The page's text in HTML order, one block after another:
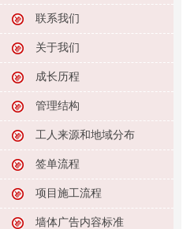
联系我们
关于我们
成长历程
管理结构
工人来源和地域分布
签单流程
项目施工流程
墙体广告内容标准